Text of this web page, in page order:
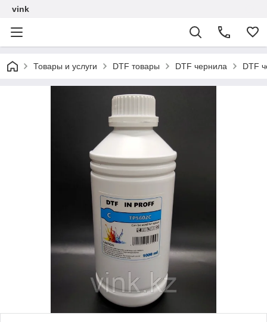
vink
Товары и услуги DTF товары DTF чернила DTF